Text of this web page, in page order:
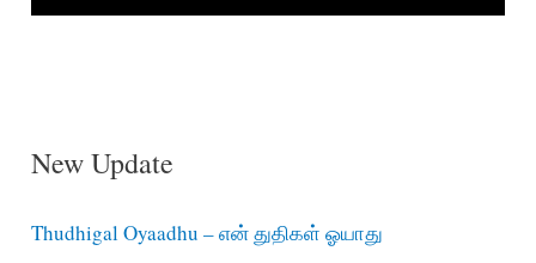
New Update
Thudhigal Oyaadhu – என் துதிகள் ஓயாது